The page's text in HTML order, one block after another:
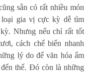
sẵn có rất nhiều món
loại gia vị cực kỳ dễ tìm
Nhưng nếu chỉ rất tốt
cách chế biến nhanh
lý do để văn hóa ẩm
thế. Đó còn là những